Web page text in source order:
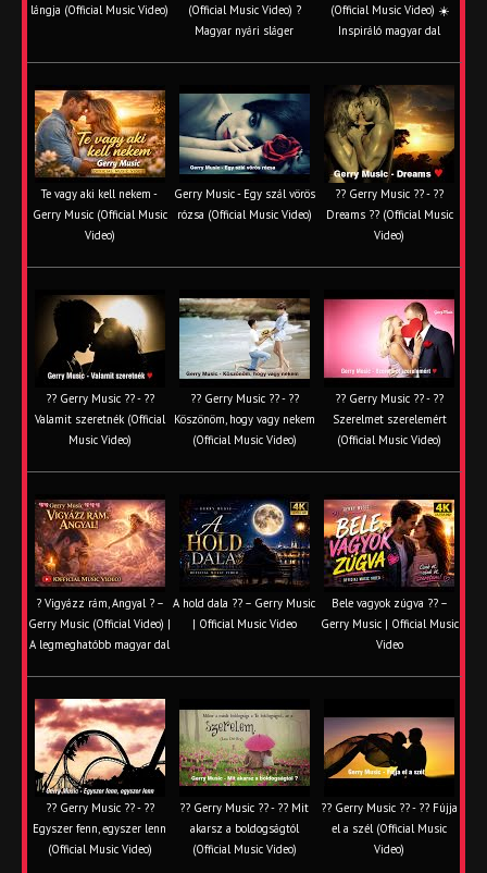
lángja (Official Music Video)
(Official Music Video) ?
Magyar nyári sláger
(Official Music Video) ☀️
Inspiráló magyar dal
Te vagy aki kell nekem -
Gerry Music (Official Music
Video)
Gerry Music - Egy szál vörös
rózsa (Official Music Video)
?? Gerry Music ?? - ??
Dreams ?? (Official Music
Video)
?? Gerry Music ?? - ??
Valamit szeretnék (Official
Music Video)
?? Gerry Music ?? - ??
Köszönöm, hogy vagy nekem
(Official Music Video)
?? Gerry Music ?? - ??
Szerelmet szerelemért
(Official Music Video)
? Vigyázz rám, Angyal ? –
Gerry Music (Official Video) |
A legmeghatóbb magyar dal
A hold dala ?? – Gerry Music
| Official Music Video
Bele vagyok zúgva ?? –
Gerry Music | Official Music
Video
?? Gerry Music ?? - ??
Egyszer fenn, egyszer lenn
(Official Music Video)
?? Gerry Music ?? - ?? Mit
akarsz a boldogságtól
(Official Music Video)
?? Gerry Music ?? - ?? Fújja
el a szél (Official Music
Video)